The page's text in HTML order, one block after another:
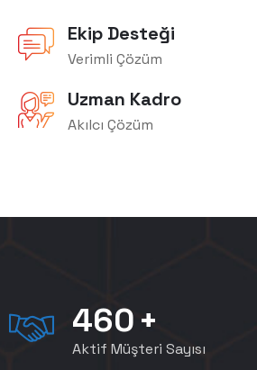
Ekip Desteği
Verimli Çözüm
Uzman Kadro
Akılcı Çözüm
460+
Aktif Müşteri Sayısı